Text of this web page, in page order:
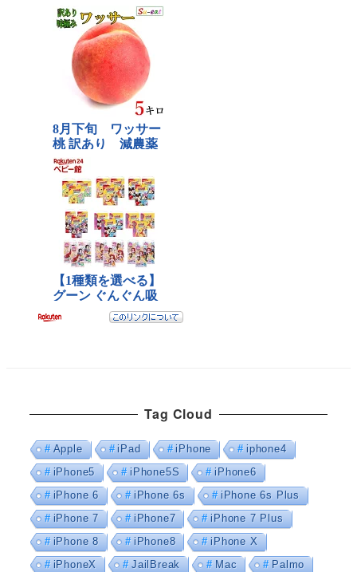
Tag Cloud
Apple iPad iPhone
iphone4
iPhone5
iPhone5S
iPhone6
iPhone 6
iPhone 6s
iPhone 6s Plus
iPhone 7
iPhone7
iPhone 7 Plus
iPhone 8
iPhone8
iPhone X
iPhoneX
JailBreak Mac
Palmo